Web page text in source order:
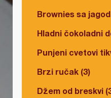
Brownies sa
Hladni čokoladni
Punjeni cvetovi
Brzi ručak (3)
Džem od breskvi